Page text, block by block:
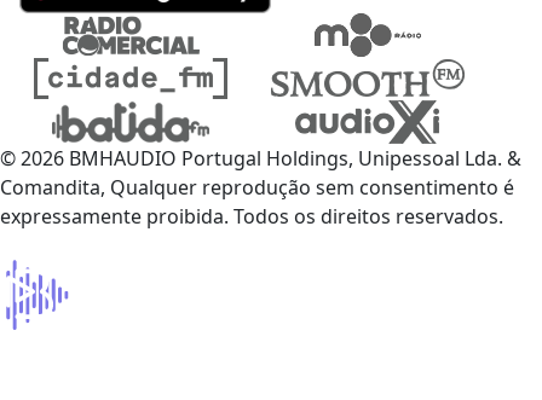
© 2026 BMHAUDIO Portugal Holdings, Unipessoal Lda. &
Comandita, Qualquer reprodução sem consentimento é
expressamente proibida. Todos os direitos reservados.